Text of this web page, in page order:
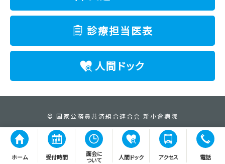
診療担当医表
人間ドック
© 国家公務員共済組合連合会 新小倉病院
ホーム 受付時間
面会に
ついて
人間ドック アクセス 電話